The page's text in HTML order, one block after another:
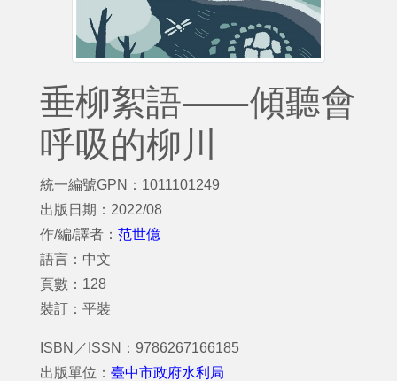
垂柳絮語⸺傾聽會
呼吸的柳川
統一編號GPN：1011101249
出版日期：2022/08
作/編/譯者： 范世億
語言：中文
頁數：128
裝訂：平裝
ISBN／ISSN：9786267166185
出版單位： 臺中市政府水利局